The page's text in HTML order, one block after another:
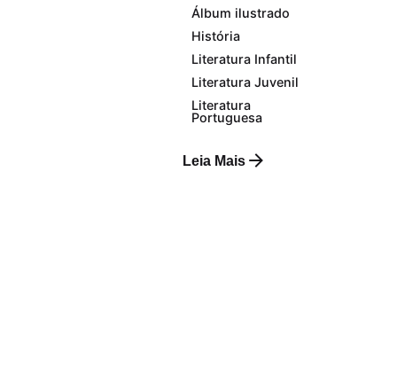
Álbum ilustrado
História
Literatura Infantil
Literatura Juvenil
Literatura
Portuguesa
Leia Mais